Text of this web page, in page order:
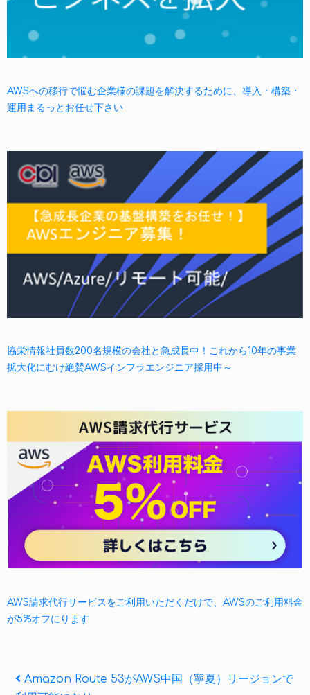
AWSへの移行で悩む企業様の課題を解決するために、導入・構築・
運用まるっとお任せ下さい
協栄情報社員数200名規模の会社と急成長中！これから10年の事業
拡大化にむけ絶賛AWSインフラエンジニア採用中～
AWS請求代行サービスをご利用いただくだけで、AWSのご利用料金
が5%オフにります
投
Previous
Amazon Route 53がAWS中国（寧夏）リージョンで